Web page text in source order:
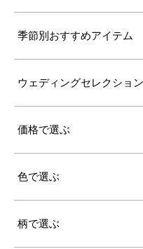
季節別おすすめアイテム
ウェディングセレクション
価格で選ぶ
色で選ぶ
柄で選ぶ